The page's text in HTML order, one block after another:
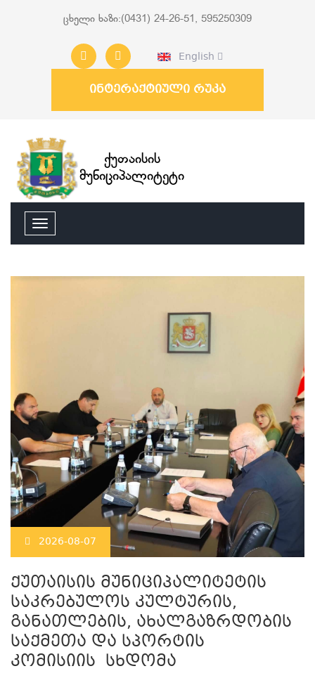
ცხელი ხაზი:(0431) 24-26-51, 595250309
English
ინტერაქტიული რუკა
ქუთაისის
მუნიციპალიტეტი
2026-08-07
ქუთაისის მუნიციპალიტეტის
საკრებულოს კულტურის,
განათლების, ახალგაზრდობის
საქმეთა და სპორტის
კომისიის სხდომა